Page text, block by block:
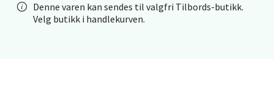
Denne varen kan sendes til valgfri Tilbords-butikk.
Velg butikk i handlekurven.